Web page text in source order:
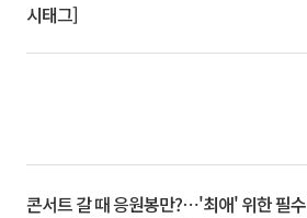
시태그]
콘서트 갈 때 응원봉만?⋯'최애' 위한 필수